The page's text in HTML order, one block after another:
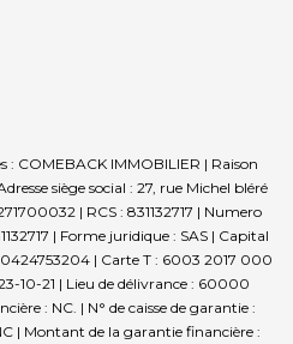
: COMEBACK IMMOBILIER | Raison
siège social : 27, rue Michel bléré
| RCS : 831132717 | Numero
| Forme juridique : SAS | Capital
| Carte T : 6003 2017 000
10-21 | Lieu de délivrance : 60000
: NC. | N° de caisse de garantie :
| Montant de la garantie financière :